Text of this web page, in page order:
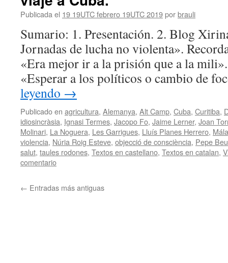
Publicada el 19 19UTC febrero 19UTC 2019porbrauli
Sumario: 1. Presentación. 2. Blog
Jornadas de lucha no violenta».
«Era mejor ir a la prisión que a la
«Esperar a los políticos o cambio de
leyendo →
Publicado en agricultura, Alemanya, Alt Camp, Cuba, Curitiba,
idiosincràsia, Ignasi Termes, Jacopo Fo, Jaime Lerner, Joan
Molinari, La Noguera, Les Garrigues, Lluís Planes Herrero,
violencia, Núria Roig Esteve, objecció de consciència, Pepe
salut, taules rodones, Textos en castellano, Textos en catalan,
comentario
← Entradas más antiguas